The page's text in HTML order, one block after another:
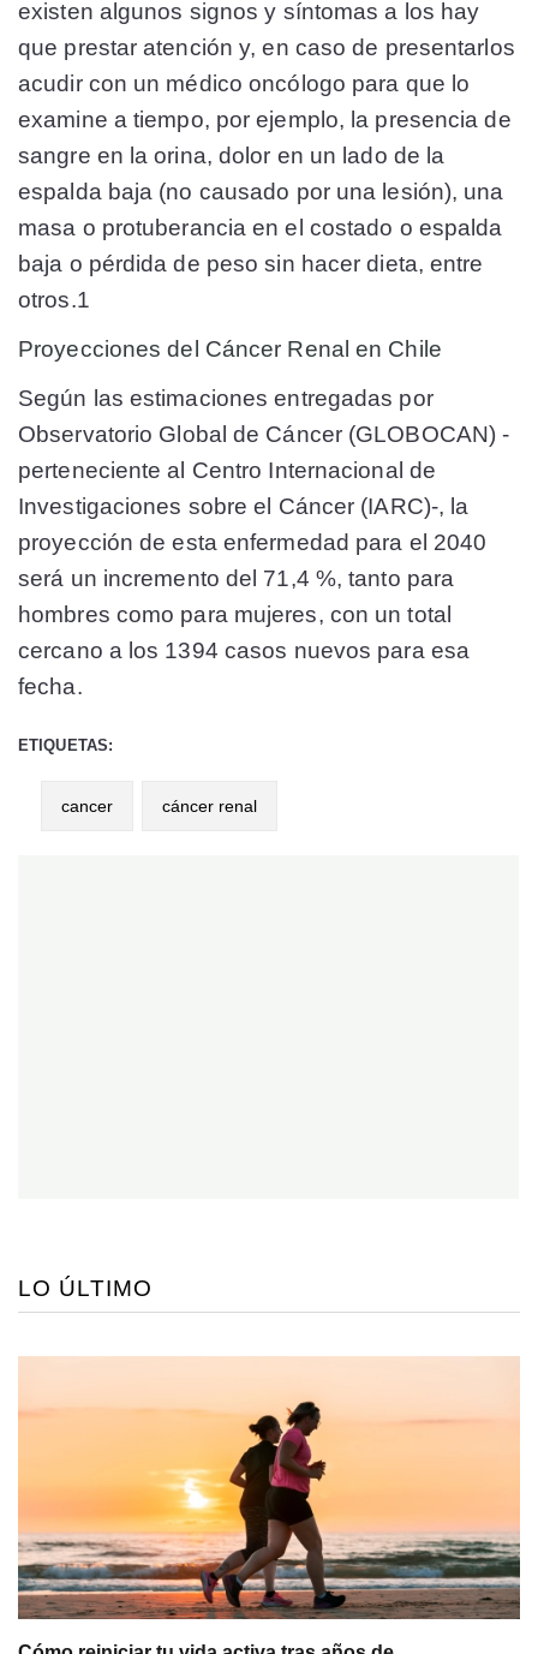
existen algunos signos y síntomas a los hay
que prestar atención y, en caso de presentarlos
acudir con un médico oncólogo para que lo
examine a tiempo, por ejemplo, la presencia de
sangre en la orina, dolor en un lado de la
espalda baja (no causado por una lesión), una
masa o protuberancia en el costado o espalda
baja o pérdida de peso sin hacer dieta, entre
otros.1
Proyecciones del Cáncer Renal en Chile
Según las estimaciones entregadas por
Observatorio Global de Cáncer (GLOBOCAN) -
perteneciente al Centro Internacional de
Investigaciones sobre el Cáncer (IARC)-, la
proyección de esta enfermedad para el 2040
será un incremento del 71,4 %, tanto para
hombres como para mujeres, con un total
cercano a los 1394 casos nuevos para esa
fecha.
ETIQUETAS:
cancer cáncer renal
LO ÚLTIMO